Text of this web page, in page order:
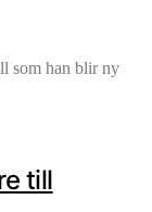
till